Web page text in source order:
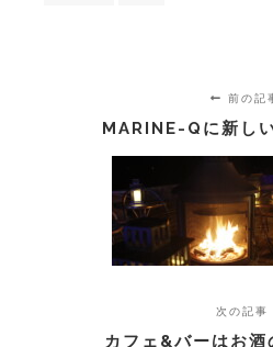
前の記
MARINE-Qに新し
次の記事
カフェ&バーはお酒